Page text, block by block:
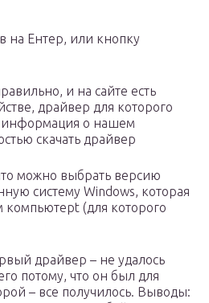
на Ентер, или кнопку
и на сайте есть
драйвер для которого
информация о нашем
скачать драйвер
можно выбрать версию
систему Windows, которая
компьютерt (для которого
драйвер – не удалось
потому, что он был для
– все получилось. Выводы: